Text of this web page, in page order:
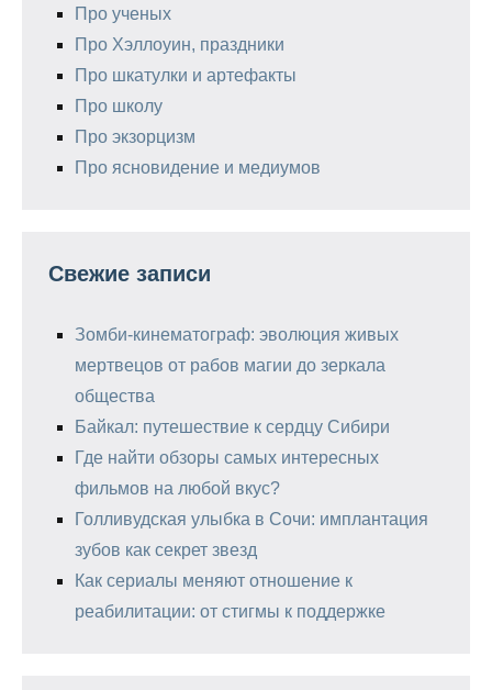
Про ученых
Про Хэллоуин, праздники
Про шкатулки и артефакты
Про школу
Про экзорцизм
Про ясновидение и медиумов
Свежие записи
Зомби-кинематограф: эволюция живых
мертвецов от рабов магии до зеркала
общества
Байкал: путешествие к сердцу Сибири
Где найти обзоры самых интересных
фильмов на любой вкус?
Голливудская улыбка в Сочи: имплантация
зубов как секрет звезд
Как сериалы меняют отношение к
реабилитации: от стигмы к поддержке